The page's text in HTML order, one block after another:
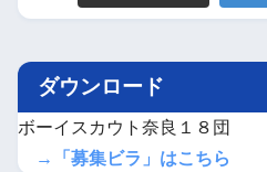
ダウンロード
ボーイスカウト奈良１８団
→「募集ビラ」はこちら